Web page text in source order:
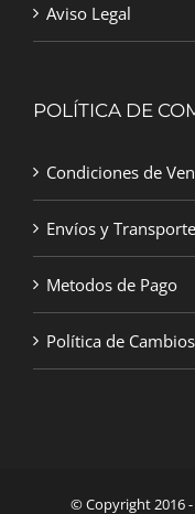
Aviso Legal
POLÍTICA DE
Condiciones de
Envíos y Transporte
Metodos de Pago
Política de
© Copyright 2016 -